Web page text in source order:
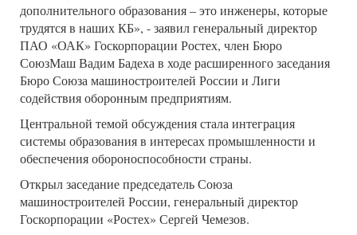
дополнительного образования – это инженеры, которые
трудятся в наших КБ», - заявил генеральный директор
ПАО «ОАК» Госкорпорации Ростех, член Бюро
СоюзМаш Вадим Бадеха в ходе расширенного заседания
Бюро Союза машиностроителей России и Лиги
содействия оборонным предприятиям.
Центральной темой обсуждения стала интеграция
системы образования в интересах промышленности и
обеспечения обороноспособности страны.
Открыл заседание председатель Союза
машиностроителей России, генеральный директор
Госкорпорации «Ростех» Сергей Чемезов.